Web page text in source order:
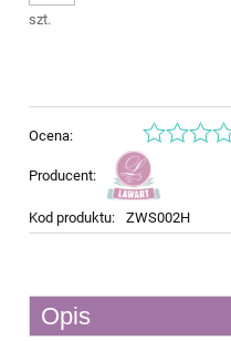
szt.
Ocena:
Producent:
Kod produktu: ZWS002H
Opis